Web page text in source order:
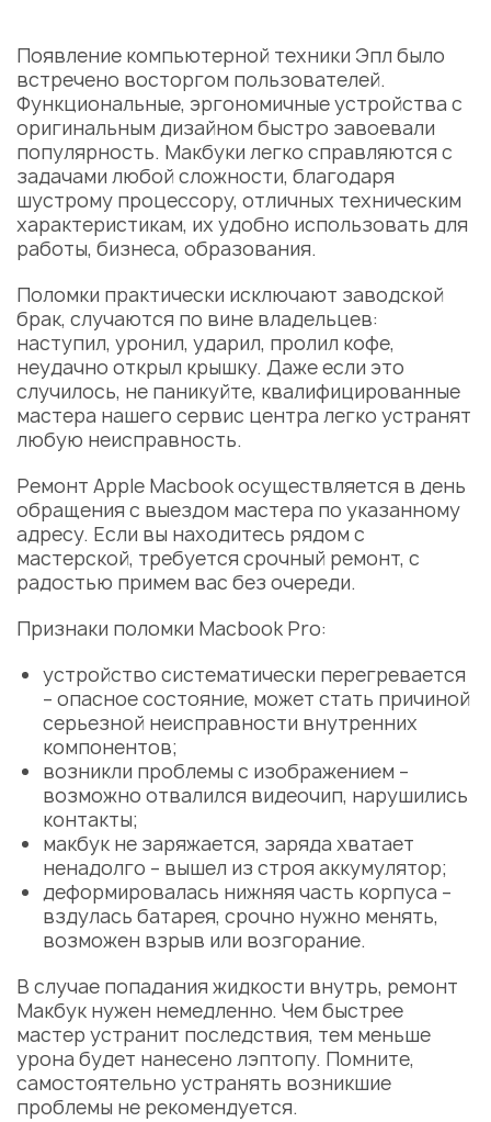
Появление компьютерной техники Эпл было
встречено восторгом пользователей.
Функциональные, эргономичные устройства с
оригинальным дизайном быстро завоевали
популярность. Макбуки легко справляются с
задачами любой сложности, благодаря
шустрому процессору, отличных техническим
характеристикам, их удобно использовать для
работы, бизнеса, образования.
Поломки практически исключают заводской
брак, случаются по вине владельцев:
наступил, уронил, ударил, пролил кофе,
неудачно открыл крышку. Даже если это
случилось, не паникуйте, квалифицированные
мастера нашего сервис центра легко устранят
любую неисправность.
Ремонт Apple Macbook осуществляется в день
обращения с выездом мастера по указанному
адресу. Если вы находитесь рядом с
мастерской, требуется срочный ремонт, с
радостью примем вас без очереди.
Признаки поломки Macbook Pro:
устройство систематически перегревается
– опасное состояние, может стать причиной
серьезной неисправности внутренних
компонентов;
возникли проблемы с изображением –
возможно отвалился видеочип, нарушились
контакты;
макбук не заряжается, заряда хватает
ненадолго – вышел из строя аккумулятор;
деформировалась нижняя часть корпуса –
вздулась батарея, срочно нужно менять,
возможен взрыв или возгорание.
В случае попадания жидкости внутрь, ремонт
Макбук нужен немедленно. Чем быстрее
мастер устранит последствия, тем меньше
урона будет нанесено лэптопу. Помните,
самостоятельно устранять возникшие
проблемы не рекомендуется.